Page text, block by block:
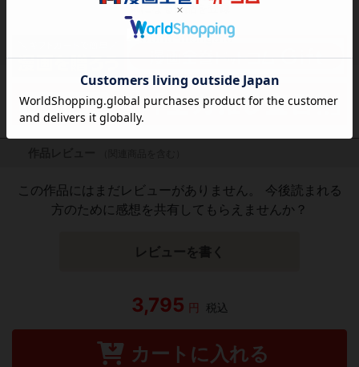
気になる商品を登録
この作品にはまだレビューがありません。 今後読まれる
方のために感想を共有してもらえませんか？
レビューを書く
3,795 円 税込
カートに入れる